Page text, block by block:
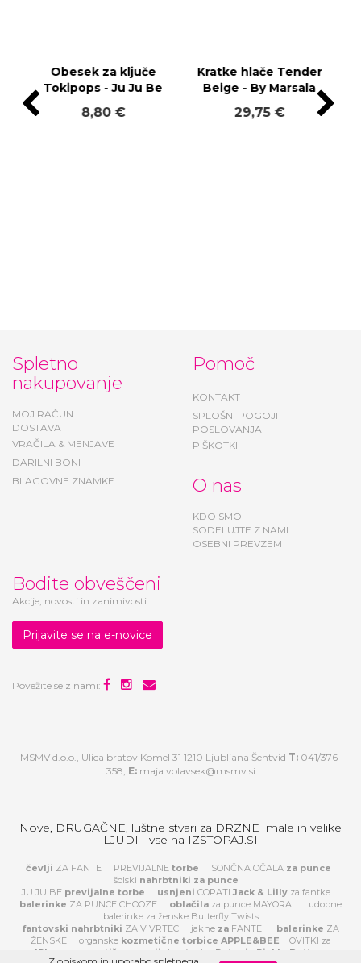
Obesek za ključe
Tokipops - Ju Ju Be
Kratke hlače Tender
Beige - By Marsala
Spletno
nakupovanje
MOJ RAČUN
DOSTAVA
VRAČILA & MENJAVE
DARILNI BONI
BLAGOVNE ZNAMKE
Pomoč
KONTAKT
SPLOŠNI POGOJI
POSLOVANJA
PIŠKOTKI
O nas
KDO SMO
SODELUJTE Z NAMI
OSEBNI PREVZEM
Bodite obveščeni
Akcije, novosti in zanimivosti.
Prijavite se na e-novice
Povežite se z nami:
MSMV d.o.o., Ulica bratov Komel 31 1210 Ljubljana Šentvid T:041/376-
358, E: maja.volavsek@msmv.si
Nove, DRUGAČNE, luštne stvari za DRZNE male in velike
LJUDI - vse na IZSTOPAJ.SI
čevlji ZA FANTE PREVIJALNE torbe SONČNA OČALA za punce
šolski nahrbtniki za punce
JU JU BE previjalne torbe usnjeni COPATI Jack & Lillyza fantke
balerinke ZA PUNCE CHOOZE oblačila za punce MAYORAL
udobne
balerinke za ženske Butterfly Twists
fantovski nahrbtniki ZA V VRTEC jaknezaFANTE balerinke ZA
ŽENSKE
organske kozmetične torbice APPLE&BEE
OVITKI za
IPhone
prestižne previjalne torbe Petunia Pickle Bottom